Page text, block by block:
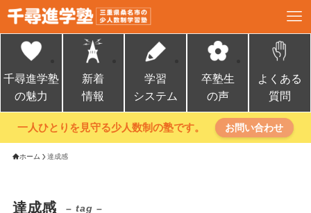
千尋進学塾
の魅力
新着
情報
学習
システム
卒塾生
の声
よくある
質問
一人ひとりを見守る少人数制の塾です。 お問い合わせ
ホーム 達成感
達成感 – tag –